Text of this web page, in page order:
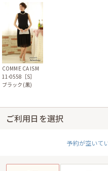
COMME CA ISM
11-0558［S］
ブラック(黒)
ご利用日を選択
予約が空いて